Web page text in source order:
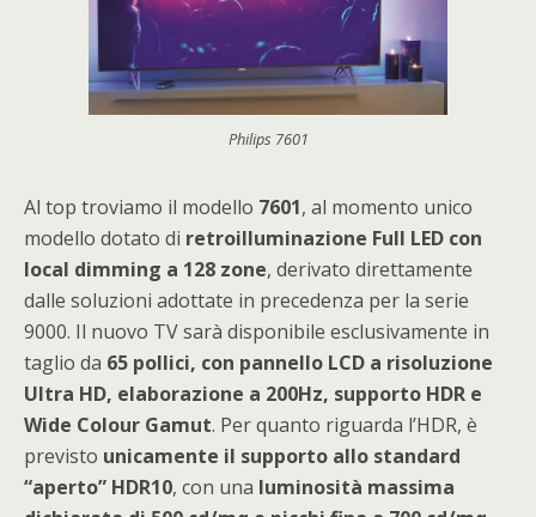
Philips 7601
Al top troviamo il modello 7601, al momento unico
modello dotato di retroilluminazione Full LED con
local dimming a 128 zone, derivato direttamente
dalle soluzioni adottate in precedenza per la serie
9000. Il nuovo TV sarà disponibile esclusivamente in
taglio da 65 pollici, con pannello LCD a risoluzione
Ultra HD, elaborazione a 200Hz, supporto HDR e
Wide Colour Gamut. Per quanto riguarda l’HDR, è
previsto unicamente il supporto allo standard
“aperto” HDR10, con una luminosità massima